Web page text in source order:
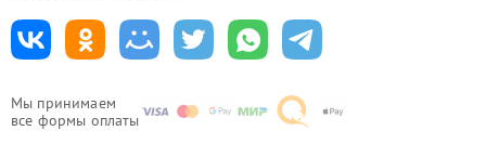
Мы принимаем
все формы оплаты